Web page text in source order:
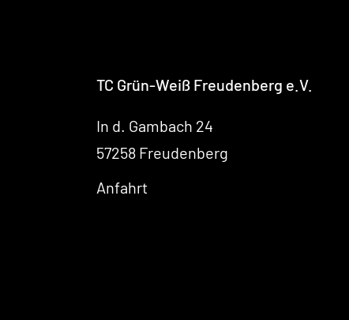
TC Grün-Weiß Freudenberg e.V.
In d. Gambach 24
57258 Freudenberg
Anfahrt